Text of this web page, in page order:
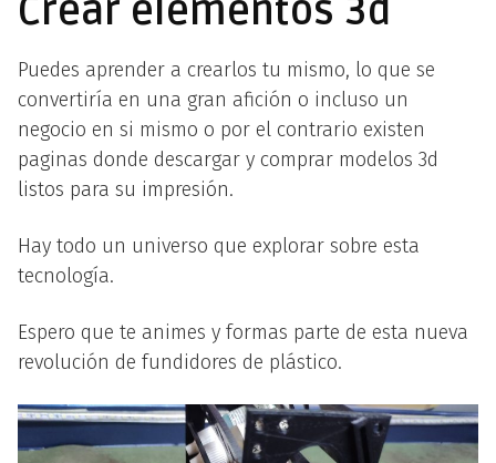
Crear elementos 3d
Puedes aprender a crearlos tu mismo, lo que se
convertiría en una gran afición o incluso un
negocio en si mismo o por el contrario existen
paginas donde descargar y comprar modelos 3d
listos para su impresión.
Hay todo un universo que explorar sobre esta
tecnología.
Espero que te animes y formas parte de esta nueva
revolución de fundidores de plástico.